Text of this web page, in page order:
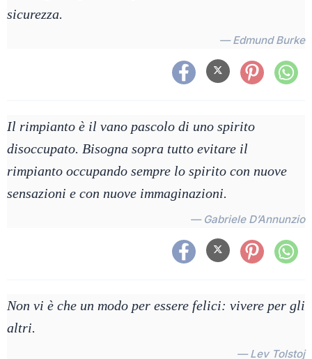
sicurezza.
— Edmund Burke
Il rimpianto è il vano pascolo di uno spirito
disoccupato. Bisogna sopra tutto evitare il
rimpianto occupando sempre lo spirito con nuove
sensazioni e con nuove immaginazioni.
— Gabriele D’Annunzio
Non vi è che un modo per essere felici: vivere per gli
altri.
— Lev Tolstoj